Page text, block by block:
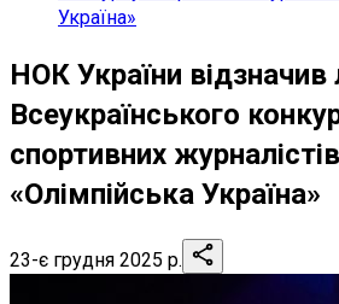
Україна»
НОК України відзначив
Всеукраїнського
спортивних журналістів
«Олімпійська Україна»
23-є грудня 2025 р.